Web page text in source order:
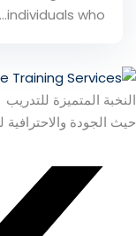
individuals who...
النخبة المتميزة للتدريب
حيث الجودة والاحترافية